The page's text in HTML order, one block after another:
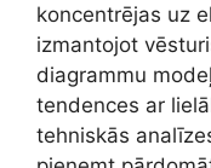
koncentrējas uz
izmantojot
diagrammu
tendences ar
tehniskās